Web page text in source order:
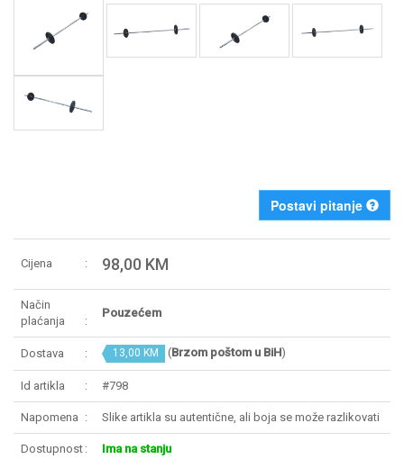
Postavi pitanje
Cijena 98,00 KM
Način
plaćanja
Pouzećem
Dostava 13,00 KM (Brzom poštom u BiH)
Id artikla #798
Napomena Slike artikla su autentične, ali boja se može razlikovati
Dostupnost Ima na stanju